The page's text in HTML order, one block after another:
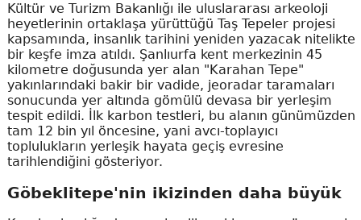
Kültür ve Turizm Bakanlığı ile uluslararası arkeoloji
heyetlerinin ortaklaşa yürüttüğü Taş Tepeler projesi
kapsamında, insanlık tarihini yeniden yazacak nitelikte
bir keşfe imza atıldı. Şanlıurfa kent merkezinin 45
kilometre doğusunda yer alan "Karahan Tepe"
yakınlarındaki bakir bir vadide, jeoradar taramaları
sonucunda yer altında gömülü devasa bir yerleşim
tespit edildi. İlk karbon testleri, bu alanın günümüzden
tam 12 bin yıl öncesine, yani avcı-toplayıcı
toplulukların yerleşik hayata geçiş evresine
tarihlendiğini gösteriyor.
Göbeklitepe'nin ikizinden daha büyük